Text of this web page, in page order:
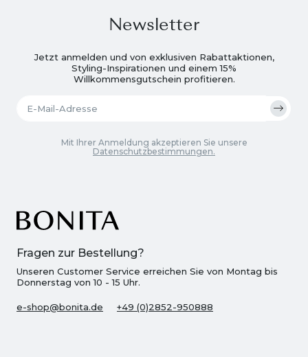
Fragen zur Bestellung?
Unseren Customer Service erreichen Sie von Montag bis
Donnerstag von 10 - 15 Uhr.
e-shop@bonita.de +49 (0)2852-950888
Newsletter
Jetzt anmelden und von exklusiven Rabattaktionen,
Styling-Inspirationen und einem 15%
Willkommensgutschein profitieren.
Mit Ihrer Anmeldung akzeptieren Sie unsere
Datenschutzbestimmungen.